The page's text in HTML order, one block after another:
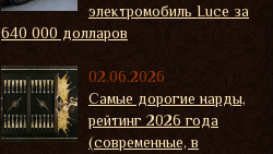
электромобиль Luce за
640 000 долларов
02.06.2026
Самые дорогие нарды,
рейтинг 2026 года
(современные, в